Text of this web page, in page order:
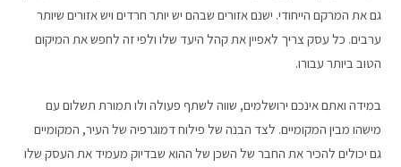
גם את המרקם הייחודי. ישנם אזורים שבהם יש יותר חרדים ויש אזורים שיותר
ערבים. כל עסק צריך לאפיין את קהל היעד שלו ולפי זה לחפש את המיקום
הטוב ביותר עבורו.
במידה ואתם אינכם ירושלמים, שווה לשתף פעולה ולו תמורת תשלום עם
מישהו מבין המקומיים. לצד הבנה של פילוח דמוגרפיה של העיר, המקומיים
גם יכולים להכיר את החבר של השכן של ההוא שבדיוק מעמיד את העסק שלו